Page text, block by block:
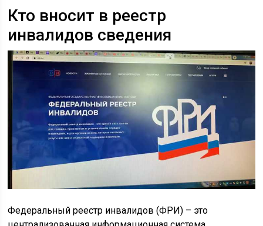
Кто вносит в реестр
инвалидов сведения
Федеральный реестр инвалидов (ФРИ) – это